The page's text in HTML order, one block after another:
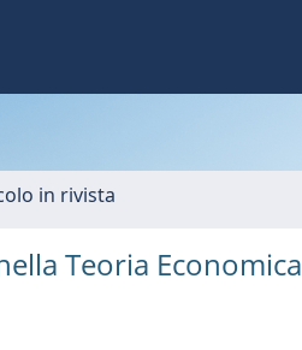
in rivista
Teoria Economica